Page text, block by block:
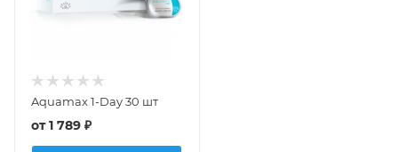
Aquamax 1-Day 30 шт
от1 789 ₽